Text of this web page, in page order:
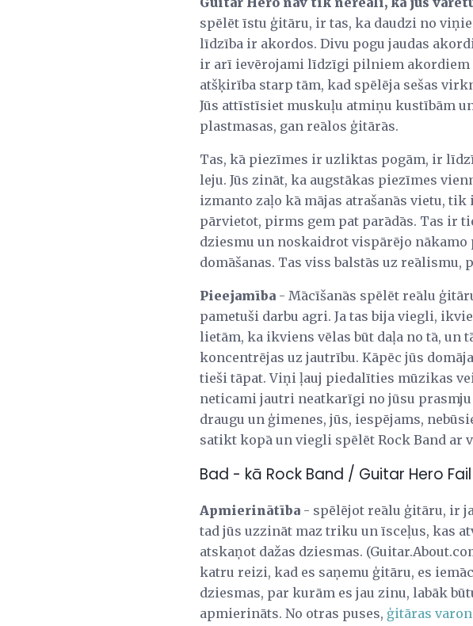
spēlēt īstu ģitāru, ir tas, ka daudzi no
līdzība ir akordos. Divu pogu jaudas
ir arī ievērojami līdzīgi pilniem akordiem
atšķirība starp tām, kad spēlēja sešas
Jūs attīstīsiet muskuļu atmiņu kustībām
plastmasas, gan reālos ģitārās.
Tas, kā piezīmes ir uzliktas pogām, ir
leju. Jūs zināt, ka augstākas piezīmes
izmanto zaļo kā mājas atrašanās vietu,
pārvietot, pirms gem pat parādās. Tas ir
dziesmu un noskaidrot vispārējo nākamo
domāšanas. Tas viss balstās uz
Pieejamība - Mācīšanās spēlēt reālu
pametuši darbu agri. Ja tas bija viegli,
lietām, ka ikviens vēlas būt daļa no tā, un
koncentrējas uz jautrību. Kāpēc jūs
tieši tāpat. Viņi ļauj piedalīties mūzikas
neticami jautri neatkarīgi no jūsu prasmju
draugu un ģimenes, jūs, iespējams,
satikt kopā un viegli spēlēt Rock Band ar
Bad - kā Rock Band / Guitar Hero
Apmierinātība - spēlējot reālu ģitāru, ir
tad jūs uzzināt maz triku un īsceļus, kas
atskaņot dažas dziesmas.
katru reizi, kad es saņemu ģitāru, es
dziesmas, par kurām es jau zinu, labāk
apmierināts. No otras puses, ģitāras